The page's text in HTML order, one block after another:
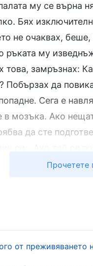
му се върна
Бях
не очаквах,
ръката му
това, замръзнах:
да
Сега е
мозъка. Ако
да сте
и побързах да се
лекарят
Прочетете
от преживяването